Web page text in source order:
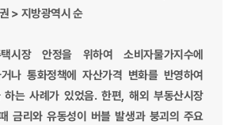
> 지방광역시 순
시장 안정을 위하여 소비자물가지수에
나 통화정책에 자산가격 변화를 반영하여
하는 사례가 있었음. 한편, 해외 부동산시장
금리와 유동성이 버블 발생과 붕괴의 주요